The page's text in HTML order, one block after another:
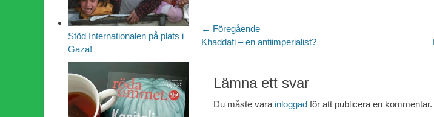
Inläggsnavigering
← Föregående
Föregående
Khaddafi – en antiimperialist?
Lämna ett svar
Du måste vara inloggad för att publicera en kommentar.
Stöd Internationalen på plats i
Gaza!